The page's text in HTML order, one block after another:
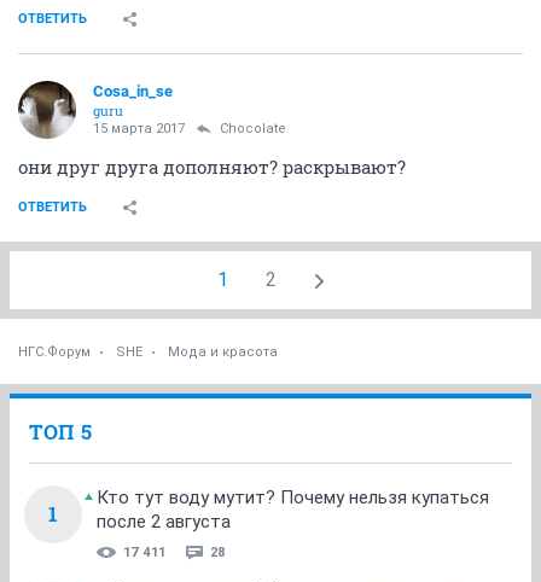
ОТВЕТИТЬ
Cosa_in_se
guru
15 марта 2017 Chocolate
они друг друга дополняют? раскрывают?
ОТВЕТИТЬ
1 2
НГС.Форум SHE Мода и красота
ТОП 5
1
Кто тут воду мутит? Почему нельзя купаться
после 2 августа
17 411 28